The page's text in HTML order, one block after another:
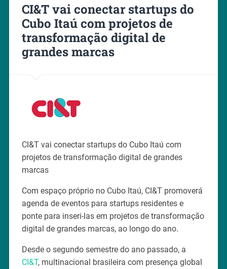
CI&T vai conectar startups do
Cubo Itaú com projetos de
transformação digital de
grandes marcas
CI&T vai conectar startups do Cubo Itaú com
projetos de transformação digital de grandes
marcas
Com espaço próprio no Cubo Itaú, CI&T promoverá
agenda de eventos para startups residentes e
ponte para inseri-las em projetos de transformação
digital de grandes marcas, ao longo do ano.
Desde o segundo semestre do ano passado, a
CI&T, multinacional brasileira com presença global